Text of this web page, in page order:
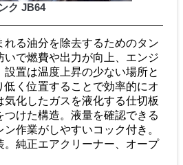
ク JB64
れる油分を除去するためのタン
いで燃費や出力が向上、エンジ
設置は温度上昇の少ない場所と
低く位置することで効率的にオ
気化したガスを液化する仕切板
つけた構造。液量を確認できる
作業がしやすいコック付き。
。純正エアクリーナー、オープ